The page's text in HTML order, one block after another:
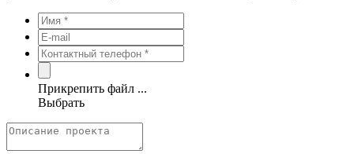
Прикрепить файл ...
Выбрать